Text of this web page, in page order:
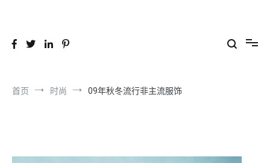
首页 时尚 09年秋冬流行非主流服饰